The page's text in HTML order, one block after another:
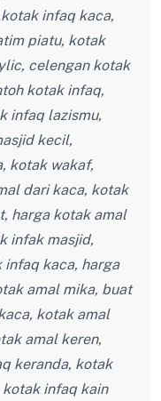
infaq kaca,
piatu, kotak
celengan kotak
kotak infaq,
infaq lazismu,
kecil,
kotak wakaf,
dari kaca, kotak
harga kotak amal
infak masjid,
kaca, harga
amal mika, buat
kotak amal
amal keren,
keranda, kotak
infaq kain